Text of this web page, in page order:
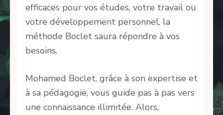
efficaces pour vos études, votre travail ou
votre développement personnel, la
méthode Boclet saura répondre à vos
besoins.
Mohamed Boclet, grâce à son expertise et
à sa pédagogie, vous guide pas à pas vers
une connaissance illimitée. Alors,